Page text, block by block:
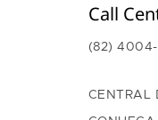
Call
(82) 4004-
CENTRAL